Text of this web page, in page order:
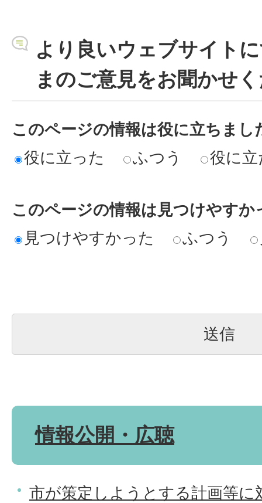
より良いウェブサイト
まのご意見をお聞かせ
このページの情報は役に立ちまし
役に立った
ふつう 役に
このページの情報は見つけやすか
見つけやすかった
ふつう
情報公開・広聴
市が策定しようとする計画等に